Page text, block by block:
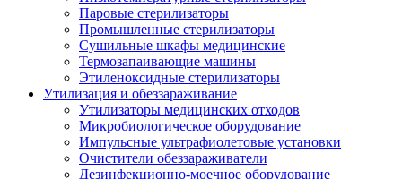
Паровые стерилизаторы
Промышленные стерилизаторы
Сушильные шкафы медицинские
Термозапаивающие машины
Этиленоксидные стерилизаторы
Утилизация и обеззараживание
Утилизаторы медицинских отходов
Микробиологическое оборудование
Импульсные ультрафиолетовые установки
Очистители обеззараживатели
Дезинфекционно-моечное оборудование